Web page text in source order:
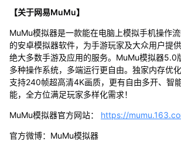
【关于网易MuMu】
MuMu模拟器是一款能在电脑上模拟手机操作
的安卓模拟器软件，为手游玩家及大众用户提
绝大多数手游及应用的服务。MuMu模拟器5.0
多种操作系统，多端运行更自由。独家内存优
支持240帧超高清4K画质，更有自由多开、智
能，全方位满足玩家多样化需求！
MuMu模拟器官方网站： https://
官方微博：MuMu模拟器